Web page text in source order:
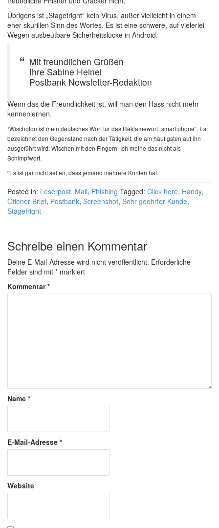
Übrigens ist „Stagefright“ kein Virus, außer vielleicht in einem
eher skurillen Sinn des Wortes. Es ist eine schwere, auf vielerlei
Wegen ausbeutbare Sicherheitslücke in Android.
Mit freundlichen Grüßen
Ihre Sabine Heinel
Postbank Newsletter-Redaktion
Wenn das die Freundlichkeit ist, will man den Hass nicht mehr
kennenlernen.
¹Wischofon ist mein deutsches Wort für das Reklamewort „smart phone“. Es
bezeichnet den Gegenstand nach der Tätigkeit, die am häufigsten auf ihn
ausgeführt wird: Wischen mit den Fingern. Ich meine das nicht als
Schimpfwort.
²Es ist gar nicht selten, dass jemand mehrere Konten hat.
Posted in: Leserpost, Mail, Phishing Tagged: Click here, Handy,
Offener Brief, Postbank, Screenshot, Sehr geehrter Kunde,
Stagefright
Schreibe einen Kommentar
Deine E-Mail-Adresse wird nicht veröffentlicht. Erforderliche
Felder sind mit * markiert
Kommentar*
Name *
E-Mail-Adresse *
Website